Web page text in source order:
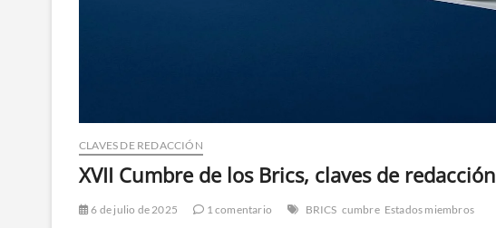
CLAVES DE REDACCIÓN
XVII Cumbre de los Brics, claves de redacción
6 de julio de 2025 1 comentario BRICS cumbre Estados miembros